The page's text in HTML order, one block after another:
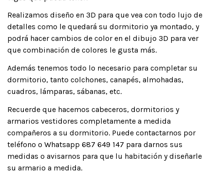
Realizamos diseño en 3D para que vea con todo lujo de
detalles como le quedará su dormitorio ya montado, y
podrá hacer cambios de color en el dibujo 3D para ver
que combinación de colores le gusta más.
Además tenemos todo lo necesario para completar su
dormitorio, tanto colchones, canapés, almohadas,
cuadros, lámparas, sábanas, etc.
Recuerde que hacemos cabeceros, dormitorios y
armarios vestidores completamente a medida
compañeros a su dormitorio. Puede contactarnos por
teléfono o Whatsapp 687 649 147 para darnos sus
medidas o avisarnos para que lu habitación y diseñarle
su armario a medida.